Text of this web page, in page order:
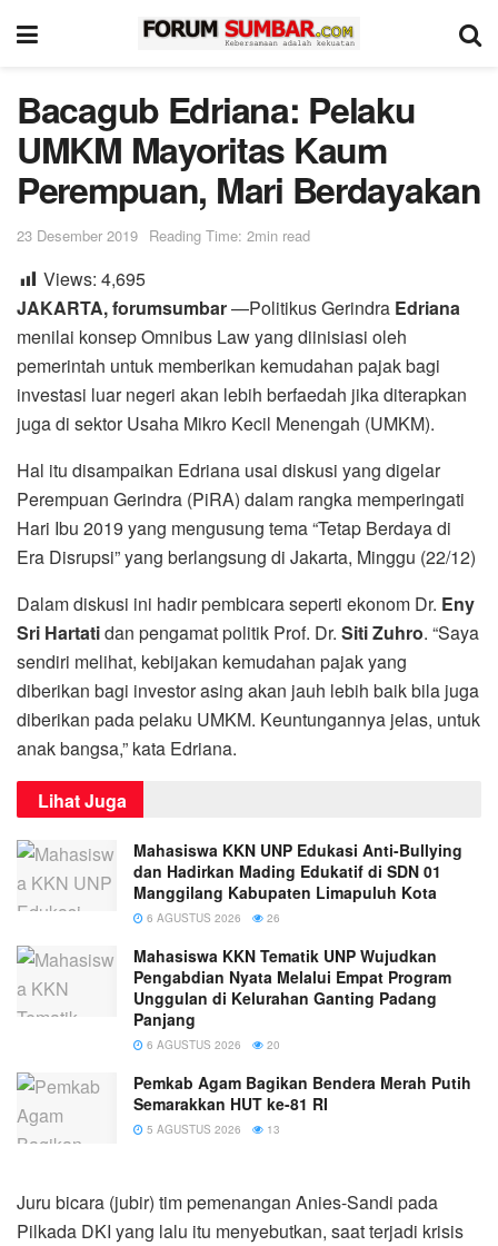
Bacagub Edriana: Pelaku
UMKM Mayoritas Kaum
Perempuan, Mari Berdayakan
23 Desember 2019 Reading Time: 2min read
Views: 4,695
JAKARTA, forumsumbar—Politikus Gerindra Edriana
menilai konsep Omnibus Law yang diinisiasi oleh
pemerintah untuk memberikan kemudahan pajak bagi
investasi luar negeri akan lebih berfaedah jika diterapkan
juga di sektor Usaha Mikro Kecil Menengah (UMKM).
Hal itu disampaikan Edriana usai diskusi yang digelar
Perempuan Gerindra (PiRA) dalam rangka memperingati
Hari Ibu 2019 yang mengusung tema “Tetap Berdaya di
Era Disrupsi” yang berlangsung di Jakarta, Minggu (22/12)
Dalam diskusi ini hadir pembicara seperti ekonom Dr. Eny
Sri Hartatidan pengamat politik Prof. Dr. Siti Zuhro. “Saya
sendiri melihat, kebijakan kemudahan pajak yang
diberikan bagi investor asing akan jauh lebih baik bila juga
diberikan pada pelaku UMKM. Keuntungannya jelas, untuk
anak bangsa,” kata Edriana.
Lihat Juga
Mahasiswa KKN UNP Edukasi Anti-Bullying
dan Hadirkan Mading Edukatif di SDN 01
Manggilang Kabupaten Limapuluh Kota
6 AGUSTUS 2026 26
Mahasiswa KKN Tematik UNP Wujudkan
Pengabdian Nyata Melalui Empat Program
Unggulan di Kelurahan Ganting Padang
Panjang
6 AGUSTUS 2026 20
Pemkab Agam Bagikan Bendera Merah Putih
Semarakkan HUT ke-81 RI
5 AGUSTUS 2026 13
Juru bicara (jubir) tim pemenangan Anies-Sandi pada
Pilkada DKI yang lalu itu menyebutkan, saat terjadi krisis